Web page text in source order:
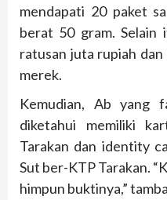
mendapati 20 paket
berat 50 gram. Selain
ratusan juta rupiah
merek.
Kemudian, Ab yang
diketahui memiliki
Tarakan dan identity
Sut ber-KTP Tarakan.
himpun buktinya,”